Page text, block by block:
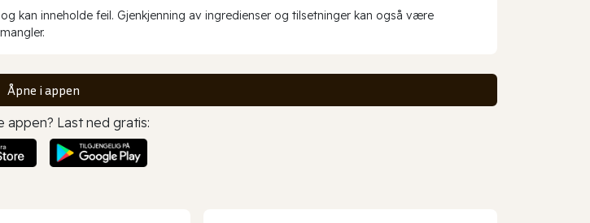
kan inneholde feil. Gjenkjenning av ingredienser og tilsetninger kan også være
Åpne i appen
appen? Last ned gratis: